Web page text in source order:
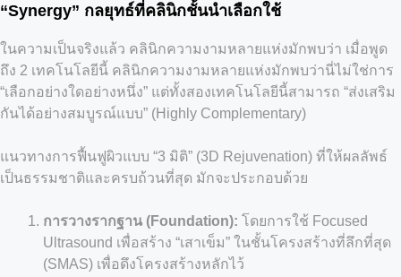
“Synergy” กลยุทธ์ที่คลินิกชั้นนำเลือกใช้
ในความเป็นจริงแล้ว คลินิกความงามหลายแห่งมักพบว่า เมื่อพูด
ถึง 2 เทคโนโลยีนี้ คลินิกความงามหลายแห่งมักพบว่านี่ไม่ใช่การ
“เลือกอย่างใดอย่างหนึ่ง” แต่ทั้งสองเทคโนโลยีนี้สามารถ “ส่งเสริม
กันได้อย่างสมบูรณ์แบบ” (Highly Complementary)
แนวทางการฟื้นฟูผิวแบบ “3 มิติ” (3D Rejuvenation) ที่ให้ผลลัพธ์
เป็นธรรมชาติและครบถ้วนที่สุด มักจะประกอบด้วย
การวางรากฐาน (Foundation): โดยการใช้ Focused
Ultrasound เพื่อสร้าง “เสาเข็ม” ในชั้นโครงสร้างที่ลึกที่สุด
(SMAS) เพื่อดึงโครงสร้างหลักไว้